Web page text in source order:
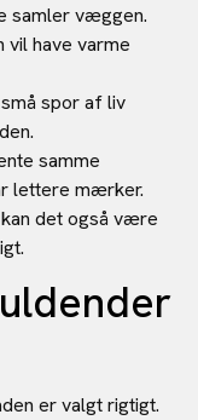
samler væggen.
vil have varme
spor af liv
samme
lettere mærker.
det også være
er valgt rigtigt.